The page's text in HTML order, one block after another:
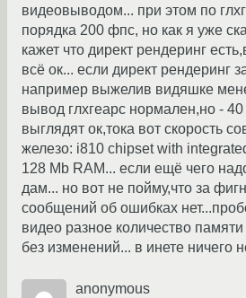
видеовыводом... при этом по
порядка 200 фпс, но как я уже
кажет что директ рендеринг
всё ок... если директ рендеринг
например выжелив видяшке
вывод глхгеарс нормален,но -
выглядят ок,тока вот скорость
железо: i810 chipset with
128 Mb RAM... если ещё чего
дам... но вот не пойму,что за
сообщений об ошибках
видео разное количество
без изменений... в инете ничего
anonymous